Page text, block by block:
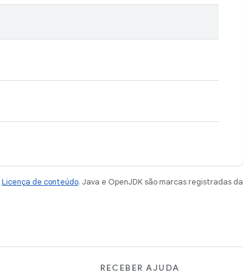
Licença de conteúdo. Java e OpenJDK são marcas registradas da
RECEBER AJUDA